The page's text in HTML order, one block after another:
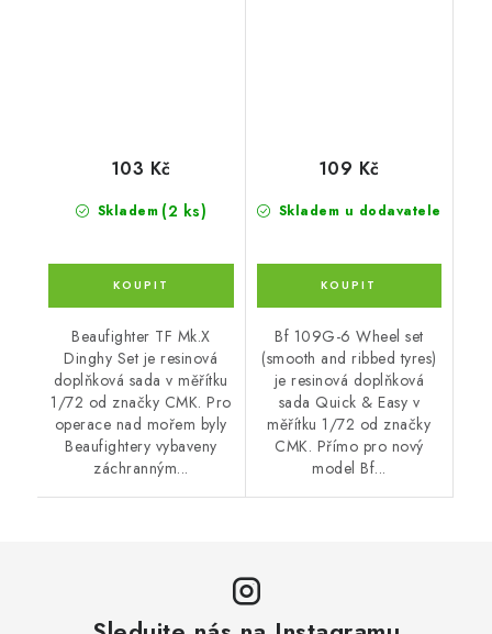
Skladem (2 ks)
103 Kč
Beaufighter TF Mk.X
Dinghy Set je resinová
doplňková sada v měřítku
1/72 od značky CMK. Pro
operace nad mořem byly
Beaufightery vybaveny
záchranným...
Skladem u dodavatele
109 Kč
Bf 109G-6 Wheel set
(smooth and ribbed tyres)
je resinová doplňková
sada Quick & Easy v
měřítku 1/72 od značky
CMK. Přímo pro nový
model Bf...